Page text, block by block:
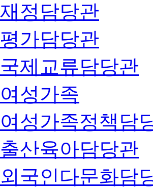
재정담당관
평가담당관
국제교류담당관
여성가족
여성가족정책담
출산육아담당관
외국인다문화담